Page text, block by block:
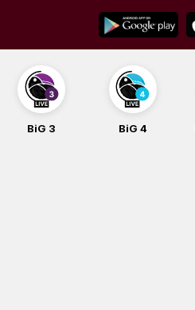
content
BiG 3 BiG 4